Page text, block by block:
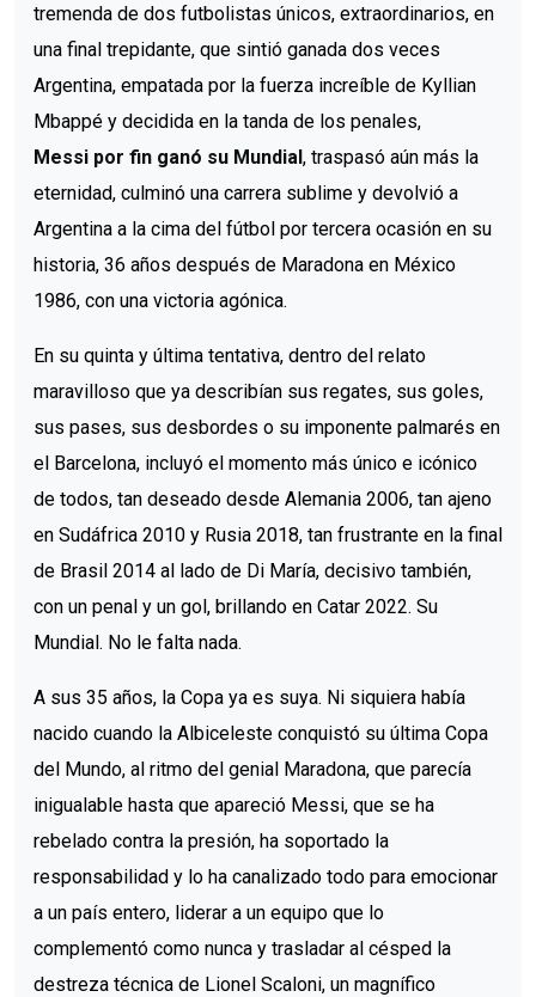
tremenda de dos futbolistas únicos, extraordinarios, en
una final trepidante, que sintió ganada dos veces
Argentina, empatada por la fuerza increíble de Kyllian
Mbappé y decidida en la tanda de los penales,
Messi por fin ganó su Mundial, traspasó aún más la
eternidad, culminó una carrera sublime y devolvió a
Argentina a la cima del fútbol por tercera ocasión en su
historia, 36 años después de Maradona en México
1986, con una victoria agónica.
En su quinta y última tentativa, dentro del relato
maravilloso que ya describían sus regates, sus goles,
sus pases, sus desbordes o su imponente palmarés en
el Barcelona, incluyó el momento más único e icónico
de todos, tan deseado desde Alemania 2006, tan ajeno
en Sudáfrica 2010 y Rusia 2018, tan frustrante en la final
de Brasil 2014 al lado de Di María, decisivo también,
con un penal y un gol, brillando en Catar 2022. Su
Mundial. No le falta nada.
A sus 35 años, la Copa ya es suya. Ni siquiera había
nacido cuando la Albiceleste conquistó su última Copa
del Mundo, al ritmo del genial Maradona, que parecía
inigualable hasta que apareció Messi, que se ha
rebelado contra la presión, ha soportado la
responsabilidad y lo ha canalizado todo para emocionar
a un país entero, liderar a un equipo que lo
complementó como nunca y trasladar al césped la
destreza técnica de Lionel Scaloni, un magnífico